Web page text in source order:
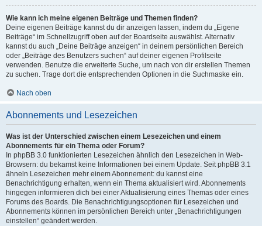
Wie kann ich meine eigenen Beiträge und Themen finden?
Deine eigenen Beiträge kannst du dir anzeigen lassen, indem du „Eigene
Beiträge“ im Schnellzugriff oben auf der Boardseite auswählst. Alternativ
kannst du auch „Deine Beiträge anzeigen“ in deinem persönlichen Bereich
oder „Beiträge des Benutzers suchen“ auf deiner eigenen Profilseite
verwenden. Benutze die erweiterte Suche, um nach von dir erstellen Themen
zu suchen. Trage dort die entsprechenden Optionen in die Suchmaske ein.
Nach oben
Abonnements und Lesezeichen
Was ist der Unterschied zwischen einem Lesezeichen und einem
Abonnements für ein Thema oder Forum?
In phpBB 3.0 funktionierten Lesezeichen ähnlich den Lesezeichen in Web-
Browsern: du bekamst keine Informationen bei einem Update. Seit phpBB 3.1
ähneln Lesezeichen mehr einem Abonnement: du kannst eine
Benachrichtigung erhalten, wenn ein Thema aktualisiert wird. Abonnements
hingegen informieren dich bei einer Aktualisierung eines Themas oder eines
Forums des Boards. Die Benachrichtigungsoptionen für Lesezeichen und
Abonnements können im persönlichen Bereich unter „Benachrichtigungen
einstellen“ geändert werden.